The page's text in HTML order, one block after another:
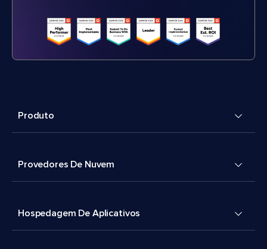
Produto
Provedores De Nuvem
Hospedagem De Aplicativos